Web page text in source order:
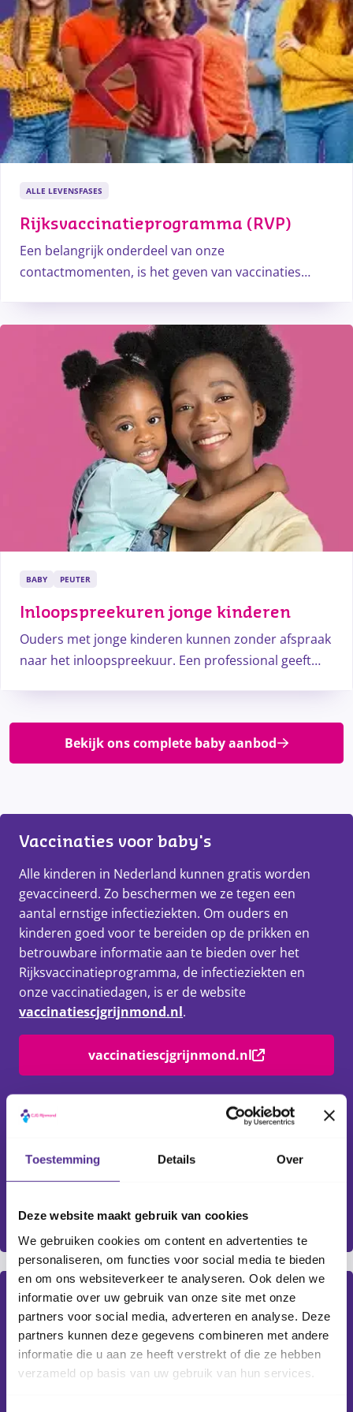
Toestemming Details Over
Deze website maakt gebruik van cookies
We gebruiken cookies om content en advertenties te
personaliseren, om functies voor social media te bieden
en om ons websiteverkeer te analyseren. Ook delen we
informatie over uw gebruik van onze site met onze
partners voor social media, adverteren en analyse. Deze
partners kunnen deze gegevens combineren met andere
informatie die u aan ze heeft verstrekt of die ze hebben
verzameld op basis van uw gebruik van hun services.
ALLE LEVENSFASES
Rijksvaccinatieprogramma (RVP)
Een belangrijk onderdeel van onze
contactmomenten, is het geven van vaccinaties
BABY PEUTER
Inloopspreekuren jonge kinderen
Ouders met jonge kinderen kunnen zonder afspraak
naar het inloopspreekuur. Een professional geeft
Bekijk ons complete baby aanbod
Vaccinaties voor baby's
Alle kinderen in Nederland kunnen gratis worden
gevaccineerd. Zo beschermen we ze tegen een
aantal ernstige infectieziekten. Om ouders en
kinderen goed voor te bereiden op de prikken en
betrouwbare informatie aan te bieden over het
Rijksvaccinatieprogramma, de infectieziekten en
onze vaccinatiedagen, is er de website
vaccinatiescjgrijnmond.nl.
vaccinatiescjgrijnmond.nl
Vaccinatie informatie
In sommige gevallen kunnen wij de vaccinaties niet
geven en verwijzen we ouders naar de huisarts.
Bijvoorbeeld als ouders een ander vaccin willen dan